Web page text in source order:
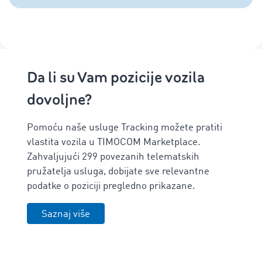
Da li su Vam pozicije vozila
dovoljne?
Pomoću naše usluge Tracking možete pratiti
vlastita vozila u TIMOCOM Marketplace.
Zahvaljujući 299 povezanih telematskih
pružatelja usluga, dobijate sve relevantne
podatke o poziciji pregledno prikazane.
Saznaj više